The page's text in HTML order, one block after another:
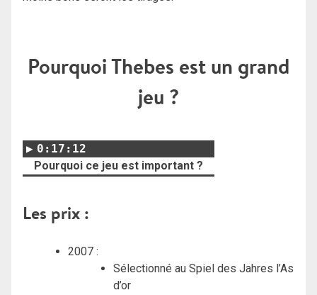
Pourquoi Thebes est un grand
jeu ?
0:17:12
Pourquoi ce jeu est important ?
Les prix :
2007 :
Sélectionné au Spiel des Jahres l’As
d’or